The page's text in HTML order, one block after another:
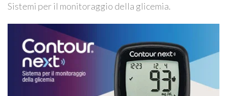
Sistemi per il monitoraggio della glicemia.